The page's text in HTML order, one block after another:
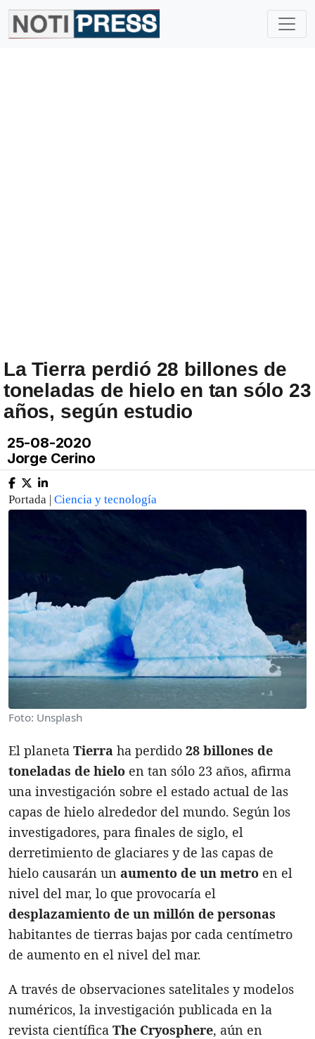
La Tierra perdió 28 billones de
toneladas de hielo en tan sólo 23
años, según estudio
25-08-2020
Jorge Cerino
Portada | Ciencia y tecnología
Foto: Unsplash
El planeta Tierra ha perdido 28 billones de
toneladas de hielo en tan sólo 23 años, afirma
una investigación sobre el estado actual de las
capas de hielo alrededor del mundo. Según los
investigadores, para finales de siglo, el
derretimiento de glaciares y de las capas de
hielo causarán un aumento de un metro en el
nivel del mar, lo que provocaría el
desplazamiento de un millón de personas
habitantes de tierras bajas por cada centímetro
de aumento en el nivel del mar.
A través de observaciones satelitales y modelos
numéricos, la investigación publicada en la
revista científica The Cryosphere, aún en